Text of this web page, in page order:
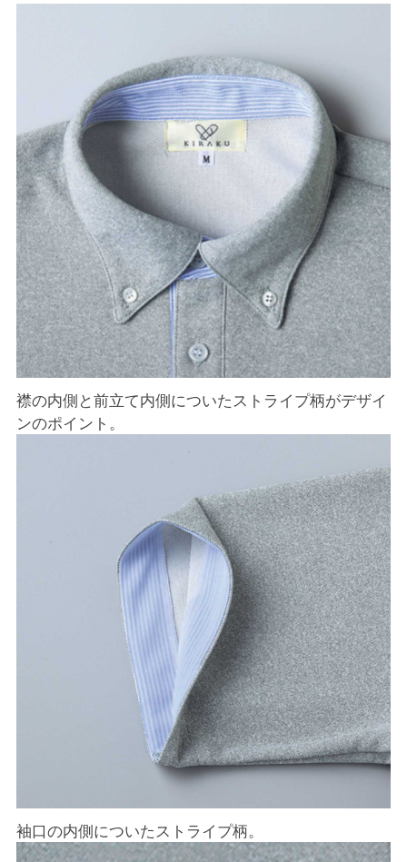
襟の内側と前立て内側についたストライプ柄がデザイ
ンのポイント。
袖口の内側についたストライプ柄。